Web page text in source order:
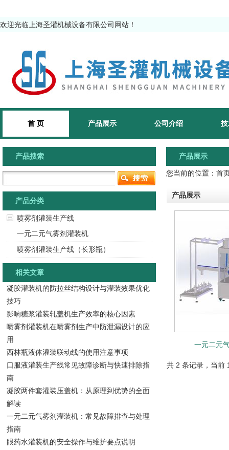
欢迎光临上海圣灌机械设备有限公司网站！
首 页 产品展示 公司介绍
产品展示
您当前的位置： 首
产品展示
一元二元
共 2 条记录，当
产品搜索
产品分类
喷雾剂灌装生产线
一元二元气雾剂灌装机
喷雾剂灌装生产线（长形瓶）
相关文章
凝胶灌装机的防拉丝结构设计与灌装效果优化
技巧
影响糖浆灌装轧盖机生产效率的核心因素
喷雾剂灌装机在喷雾剂生产中防泄漏设计的应
用
西林瓶液体灌装联动线的使用注意事项
口服液灌装生产线常见故障诊断与快速排除指
南
凝胶两件套灌装压盖机：从原理到优势的全面
解读
一元二元气雾剂灌装机：常见故障排查与处理
指南
眼药水灌装机的安全操作与维护要点说明